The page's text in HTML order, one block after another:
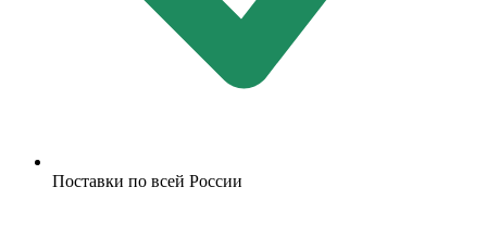
Поставки по всей России